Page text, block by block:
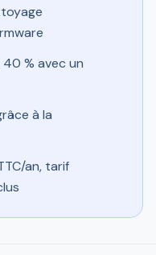
% avec un
à la
an, tarif